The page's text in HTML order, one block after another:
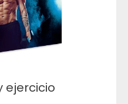
ejercicio